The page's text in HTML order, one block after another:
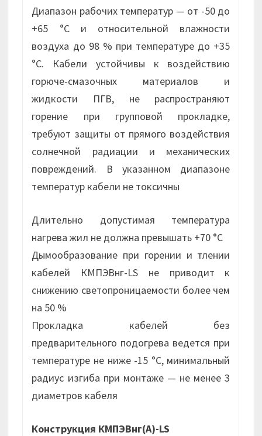
Диапазон рабочих температур — от -50 до
+65 °С и относительной влажности
воздуха до 98 % при температуре до +35
°С. Кабели устойчивы к воздействию
горюче-смазочных материалов и
жидкости ПГВ, не распространяют
горение при групповой прокладке,
требуют защиты от прямого воздействия
солнечной радиации и механических
повреждений. В указанном диапазоне
температур кабели не токсичны
Длительно допустимая температура
нагрева жил не должна превышать +70 °С
Дымообразование при горении и тлении
кабелей КМПЭВнг-LS не приводит к
снижению светопроницаемости более чем
на 50 %
Прокладка кабелей без
предварительного подогрева ведется при
температуре не ниже -15 °С, минимальный
радиус изгиба при монтаже — не менее 3
диаметров кабеля
Конструкция КМПЭВнг(А)-LS